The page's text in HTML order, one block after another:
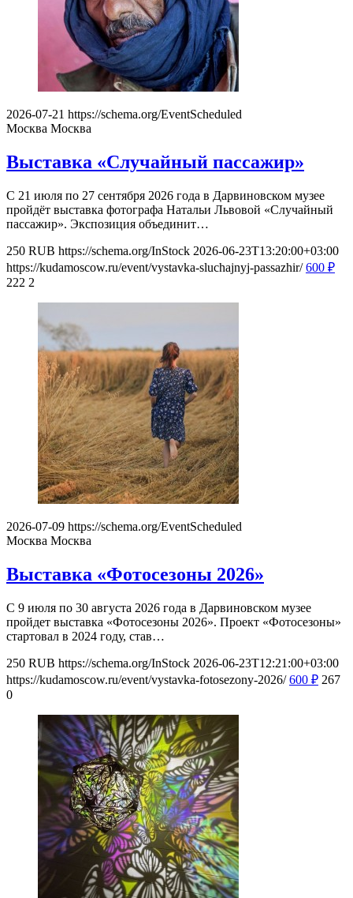
2026-07-21 https://schema.org/EventScheduled
Москва Москва
Выставка «Случайный пассажир»
С 21 июля по 27 сентября 2026 года в Дарвиновском музее
пройдёт выставка фотографа Натальи Львовой «Случайный
пассажир». Экспозиция объединит…
250 RUB https://schema.org/InStock 2026-06-23T13:20:00+03:00
https://kudamoscow.ru/event/vystavka-sluchajnyj-passazhir/ 600 ₽
222 2
2026-07-09 https://schema.org/EventScheduled
Москва Москва
Выставка «Фотосезоны 2026»
С 9 июля по 30 августа 2026 года в Дарвиновском музее
пройдет выставка «Фотосезоны 2026». Проект «Фотосезоны»
стартовал в 2024 году, став…
250 RUB https://schema.org/InStock 2026-06-23T12:21:00+03:00
https://kudamoscow.ru/event/vystavka-fotosezony-2026/ 600 ₽ 267
0